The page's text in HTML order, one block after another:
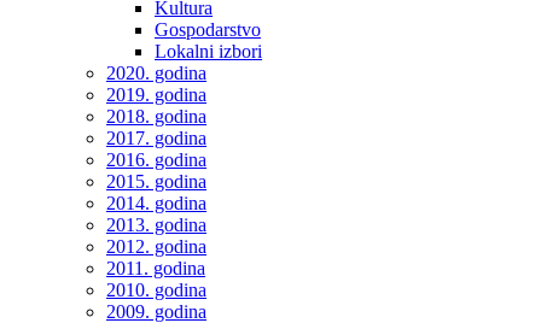
Kultura
Gospodarstvo
Lokalni izbori
2020. godina
2019. godina
2018. godina
2017. godina
2016. godina
2015. godina
2014. godina
2013. godina
2012. godina
2011. godina
2010. godina
2009. godina